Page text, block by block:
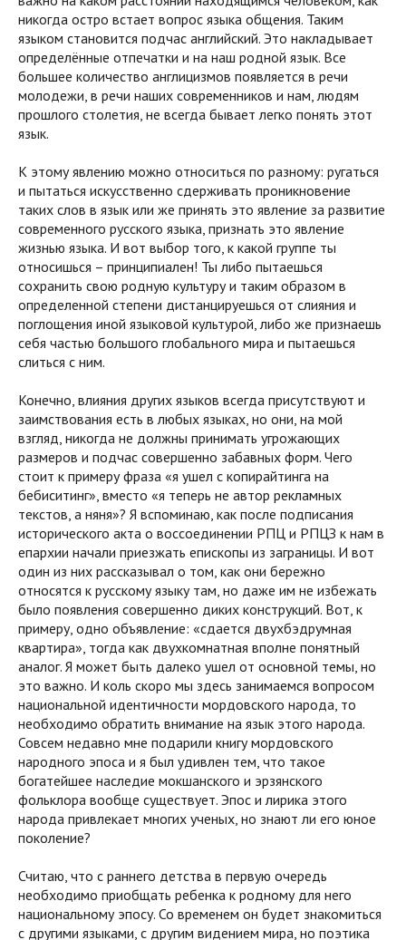
никогда остро встает вопрос языка общения. Таким
языком становится подчас английский. Это накладывает
определённые отпечатки и на наш родной язык. Все
большее количество англицизмов появляется в речи
молодежи, в речи наших современников и нам, людям
прошлого столетия, не всегда бывает легко понять этот
язык.
К этому явлению можно относиться по разному: ругаться
и пытаться искусственно сдерживать проникновение
таких слов в язык или же принять это явление за развитие
современного русского языка, признать это явление
жизнью языка. И вот выбор того, к какой группе ты
относишься – принципиален! Ты либо пытаешься
сохранить свою родную культуру и таким образом в
определенной степени дистанцируешься от слияния и
поглощения иной языковой культурой, либо же признаешь
себя частью большого глобального мира и пытаешься
слиться с ним.
Конечно, влияния других языков всегда присутствуют и
заимствования есть в любых языках, но они, на мой
взгляд, никогда не должны принимать угрожающих
размеров и подчас совершенно забавных форм. Чего
стоит к примеру фраза «я ушел с копирайтинга на
бебиситинг», вместо «я теперь не автор рекламных
текстов, а няня»? Я вспоминаю, как после подписания
исторического акта о воссоединении РПЦ и РПЦЗ к нам в
епархии начали приезжать епископы из заграницы. И вот
один из них рассказывал о том, как они бережно
относятся к русскому языку там, но даже им не избежать
было появления совершенно диких конструкций. Вот, к
примеру, одно объявление: «сдается двухбэдрумная
квартира», тогда как двухкомнатная вполне понятный
аналог. Я может быть далеко ушел от основной темы, но
это важно. И коль скоро мы здесь занимаемся вопросом
национальной идентичности мордовского народа, то
необходимо обратить внимание на язык этого народа.
Совсем недавно мне подарили книгу мордовского
народного эпоса и я был удивлен тем, что такое
богатейшее наследие мокшанского и эрзянского
фольклора вообще существует. Эпос и лирика этого
народа привлекает многих ученых, но знают ли его юное
поколение?
Считаю, что с раннего детства в первую очередь
необходимо приобщать ребенка к родному для него
национальному эпосу. Со временем он будет знакомиться
с другими языками, с другим видением мира, но поэтика